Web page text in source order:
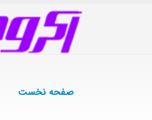
صفحه نخست